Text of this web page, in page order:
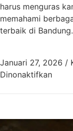
harus menguras
memahami
terbaik di
Januari 27, 2026 /
Dinonaktifkanpada